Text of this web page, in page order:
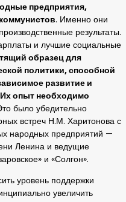
предприятия,
. Именно они
результаты.
и лучшие социальные
образец для
политики, способной
развитие и
Их опыт необходимо
было убедительно
встреч Н.М. Харитонова с
народных предприятий —
Ленина и ведущие
и «Солгон».
уровень поддержки
увеличить